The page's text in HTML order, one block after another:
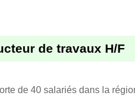
de travaux H/F
de 40 salariés dans la